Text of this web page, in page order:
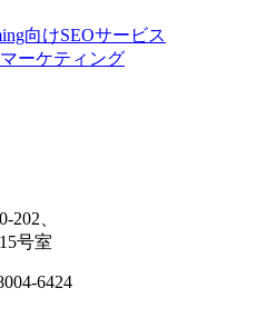
向けSEOサービス
ーケティング
、
号室
6424